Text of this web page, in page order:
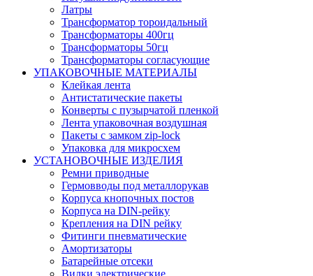
Латры
Трансформатор тороидальный
Трансформаторы 400гц
Трансформаторы 50гц
Трансформаторы согласующие
УПАКОВОЧНЫЕ МАТЕРИАЛЫ
Клейкая лента
Антистатические пакеты
Конверты с пузырчатой пленкой
Лента упаковочная воздушная
Пакеты с замком zip-lock
Упаковка для микросхем
УСТАНОВОЧНЫЕ ИЗДЕЛИЯ
Ремни приводные
Гермовводы под металлорукав
Корпуса кнопочных постов
Корпуса на DIN-рейку
Крепления на DIN рейку
Фитинги пневматические
Амортизаторы
Батарейные отсеки
Вилки электрические